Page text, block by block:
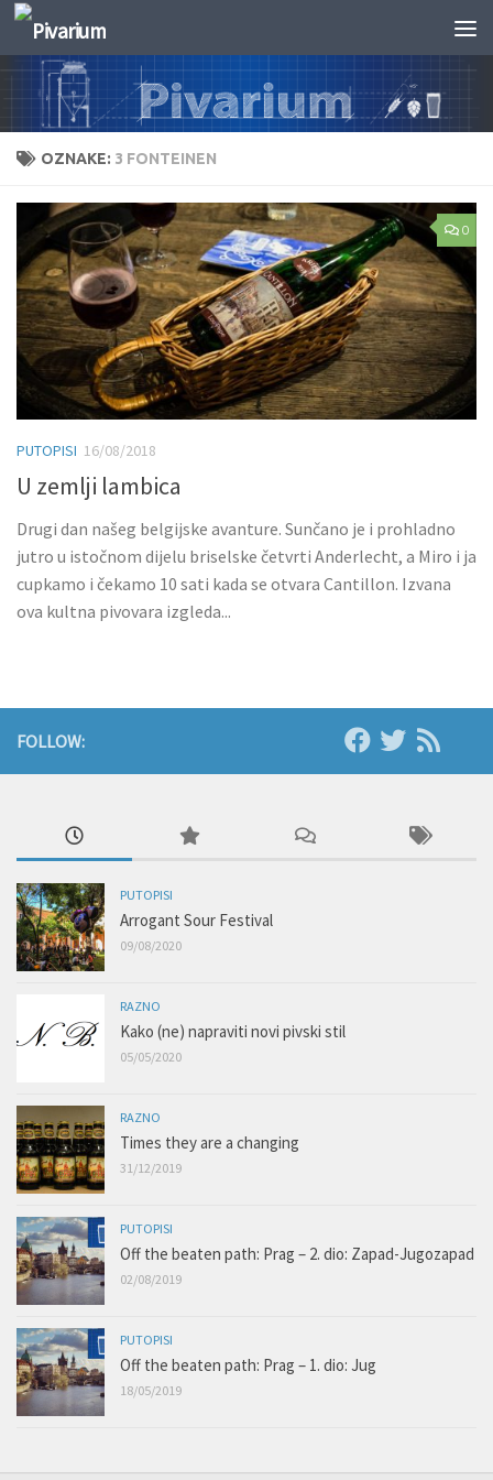
Skip to content
OZNAKE: 3 FONTEINEN
0
PUTOPISI 16/08/2018
U zemlji lambica
Drugi dan našeg belgijske avanture. Sunčano je i prohladno
jutro u istočnom dijelu briselske četvrti Anderlecht, a Miro i ja
cupkamo i čekamo 10 sati kada se otvara Cantillon. Izvana
ova kultna pivovara izgleda...
FOLLOW:
PUTOPISI
Arrogant Sour Festival
09/08/2020
RAZNO
Kako (ne) napraviti novi pivski stil
05/05/2020
RAZNO
Times they are a changing
31/12/2019
PUTOPISI
Off the beaten path: Prag – 2. dio: Zapad-Jugozapad
02/08/2019
PUTOPISI
Off the beaten path: Prag – 1. dio: Jug
18/05/2019